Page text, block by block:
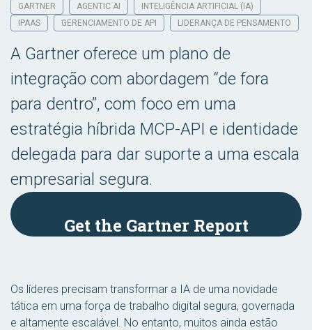
GARTNER AGENTIC AI
INTELIGÊNCIA ARTIFICIAL (IA)
IPAAS
GERENCIAMENTO DE API LIDERANÇA DE PENSAMENTO
A Gartner oferece um plano de
integração com abordagem “de fora
para dentro”, com foco em uma
estratégia híbrida MCP-API e identidade
delegada para dar suporte a uma escala
empresarial segura.
Get the Gartner Report
Os líderes precisam transformar a IA de uma novidade
tática em uma força de trabalho digital segura, governada
e altamente escalável. No entanto, muitos ainda estão